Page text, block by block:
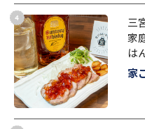
三
家
は
家